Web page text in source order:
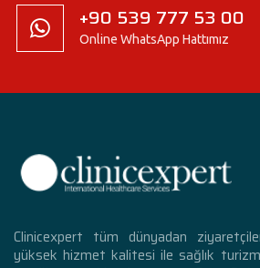
+90 539 777 53 00
Online WhatsApp Hattımız
Clinicexpert tüm dünyadan
yüksek hizmet kalitesi ile sağlık turizmi